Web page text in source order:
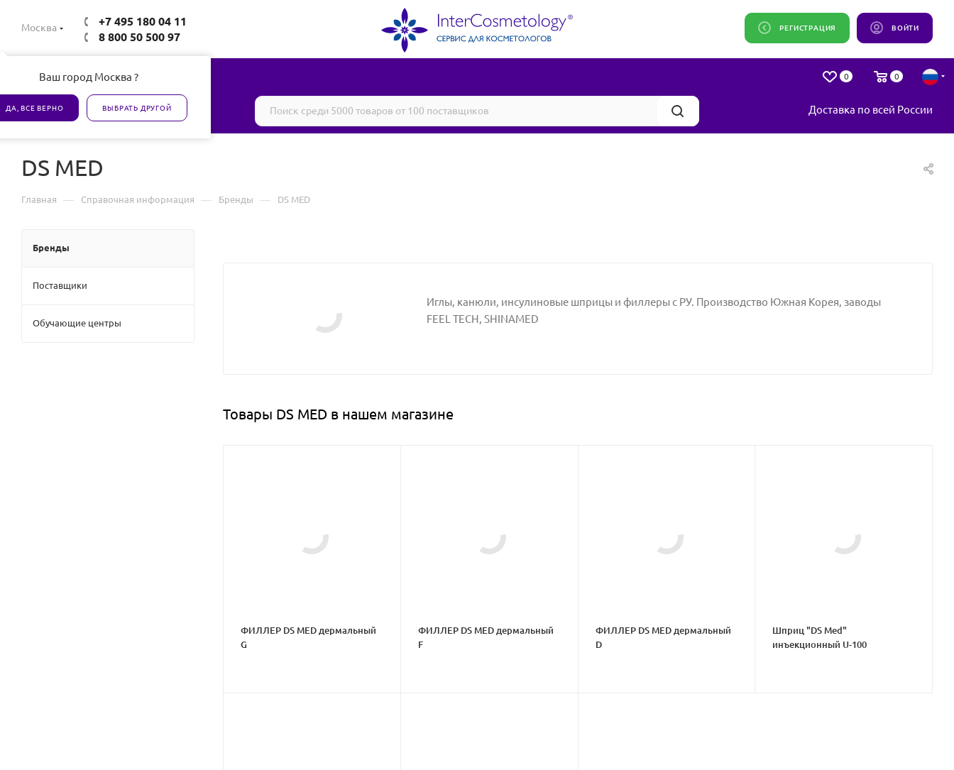
Москва
Ваш город Москва ?
ДА, ВСЕ ВЕРНО ВЫБРАТЬ ДРУГОЙ
+7 495 180 04 11
8 800 50 500 97
ВОЙТИ
РЕГИСТРАЦИЯ
0 0
Все товары сертифицированы Доставка по всей России
DS MED
Главная — Справочная информация — Бренды — DS MED
Иглы, канюли, инсулиновые шприцы и филлеры с РУ. Производство Южная Корея, заводы
FEEL TECH, SHINAMED
Товары DS MED в нашем магазине
ФИЛЛЕР DS MED дермальный
G
ФИЛЛЕР DS MED дермальный
F
ФИЛЛЕР DS MED дермальный
D
Шприц "DS Med"
инъекционный U-100
Бренды
Поставщики
Обучающие центры